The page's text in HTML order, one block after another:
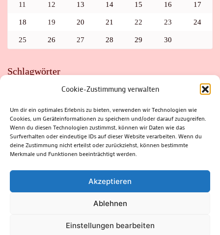
Cookie-Zustimmung verwalten
Um dir ein optimales Erlebnis zu bieten, verwenden wir Technologien wie
Cookies, um Geräteinformationen zu speichern und/oder darauf zuzugreifen.
Wenn du diesen Technologien zustimmst, können wir Daten wie das
Surfverhalten oder eindeutige IDs auf dieser Website verarbeiten. Wenn du
deine Zustimmung nicht erteilst oder zurückziehst, können bestimmte
Merkmale und Funktionen beeinträchtigt werden.
Akzeptieren
Ablehnen
Einstellungen bearbeiten
11 12 13 14 15 16 17
18 19 20 21 22 23 24
25 26 27 28 29 30
Schlagwörter
FAHRRAD
FLOHMARKT FOLK GEWINNSPIEL
HITZE
HITZEFALLE AUTO
IRISH DANCE JAZZ
KABARETT
KINDER
KIRMES KLASSIK
KLEINE SUHLER REIHE
KRIMI
KULTUR LESUNG LOTTO
MEININGEN
PARASITEN
PILZE SCHLEUSINGEN
SCHULWEG
SOMMERFERIEN
SPORT SRH
STADTFEST
STADTMARKETING
STRASSENSPERRUNG
SUHL
SUHLER FRÜHLING
SUHLER STADTMARKETING
THÜRINGER WALD
ZELLA-MEHLIS
(c) Rhön-Rennsteig-Verlag 2024. Alle Rechte vorbehalten.